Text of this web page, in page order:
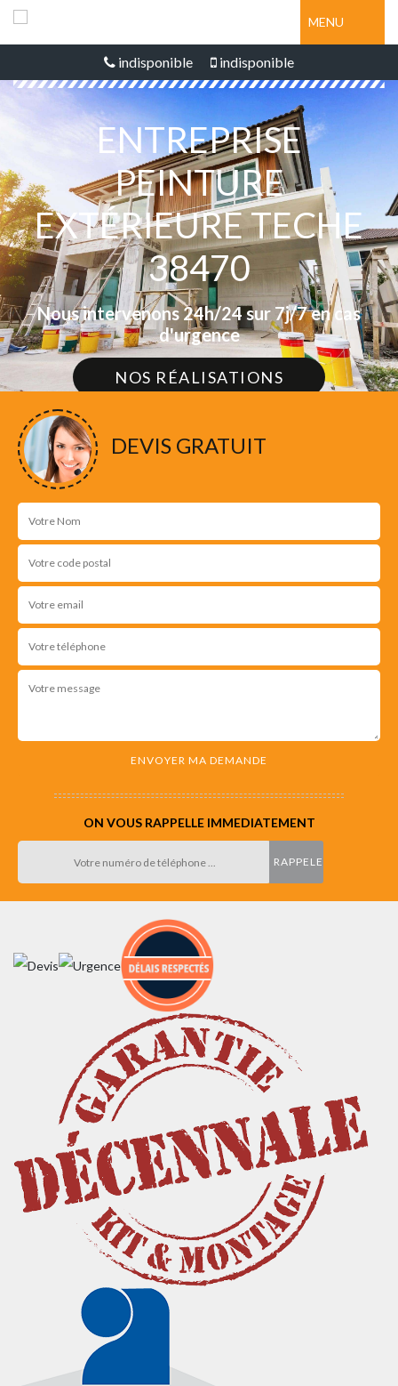
MENU
indisponible indisponible
ENTREPRISE
PEINTURE
EXTÉRIEURE TECHE
38470
Nous intervenons 24h/24 sur 7j/7 en cas
d'urgence
NOS RÉALISATIONS
DEVIS GRATUIT
ON VOUS RAPPELLE IMMEDIATEMENT